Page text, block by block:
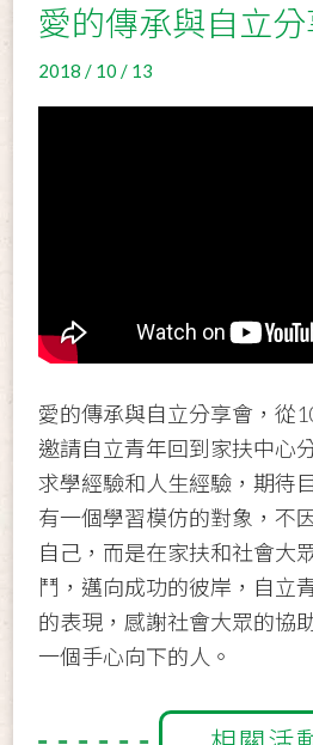
愛的傳承與自立
2018 / 10 / 13
愛的傳承與自立分享會，從
邀請自立青年回到家扶中心
求學經驗和人生經驗，期待
有一個學習模仿的對象，不
自己，而是在家扶和社會大
鬥，邁向成功的彼岸，自立
的表現，感謝社會大眾的協
一個手心向下的人。